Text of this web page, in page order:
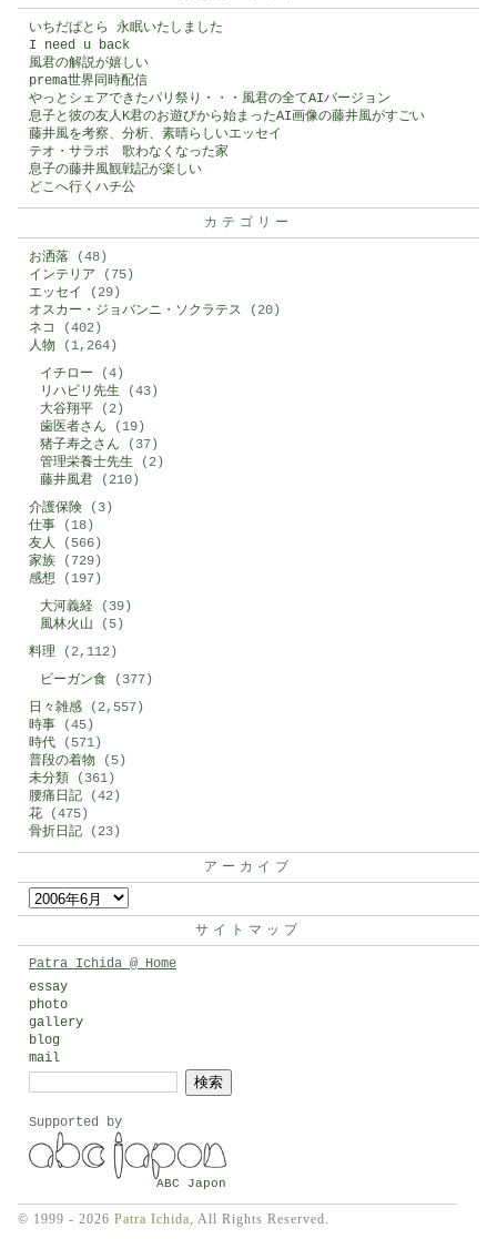
いちだぱとら 永眠いたしました
I need u back
風君の解説が嬉しい
prema世界同時配信
やっとシェアできたパリ祭り・・・風君の全てAIバージョン
息子と彼の友人K君のお遊びから始まったAI画像の藤井風がすごい
藤井風を考察、分析、素晴らしいエッセイ
テオ・サラポ 歌わなくなった家
息子の藤井風観戦記が楽しい
どこへ行くハチ公
カテゴリー
お洒落 (48)
インテリア (75)
エッセイ
(29)
オスカー・ジョバンニ・ソクラテス (20)
ネコ
(402)
人物 (1,264)
イチロー (4)
リハビリ先生 (43)
大谷翔平 (2)
歯医者さん (19)
猪子寿之さん (37)
管理栄養士先生 (2)
藤井風君 (210)
介護保険 (3)
仕事 (18)
友人 (566)
家族 (729)
感想 (197)
大河義経 (39)
風林火山 (5)
料理 (2,112)
ビーガン食 (377)
日々雑感 (2,557)
時事 (45)
時代 (571)
普段の着物 (5)
未分類 (361)
腰痛日記 (42)
花 (475)
骨折日記 (23)
アーカイブ
イ
サイトマップ
Patra Ichida @ Home
essay
photo
gallery
blog
mail
Supported by
ABC Japon
© 1999 - 2026 Patra Ichida, All Rights Reserved.